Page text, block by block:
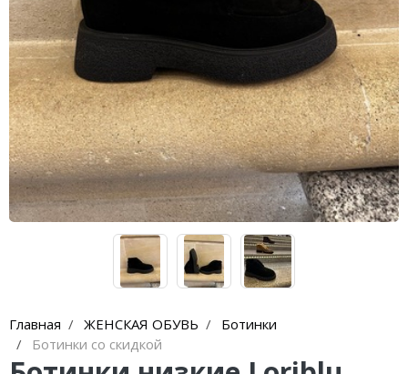
Главная ЖЕНСКАЯ ОБУВЬ
Ботинки
Ботинки со скидкой